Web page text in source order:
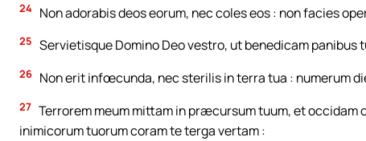
24 Non adorabis deos eorum, nec coles eos : non facies
25 Servietisque Domino Deo vestro, ut benedicam
26 Non erit infœcunda, nec sterilis in terra tua : numerum
27 Terrorem meum mittam in præcursum tuum, et occidam
inimicorum tuorum coram te terga vertam :